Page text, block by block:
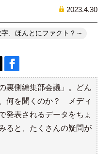
2023.4.30
、ほんとにファクト？～
裏側編集部会議」。どん
何を聞くのか？ メディ
発表されるデータをちょ
ると、たくさんの疑問が